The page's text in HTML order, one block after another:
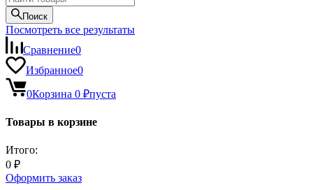
Поиск
Посмотреть все результаты
Сравнение0
Избранное0
0Корзина 0 ₽пуста
Товары в корзине
Итого:
0 ₽
Оформить заказ